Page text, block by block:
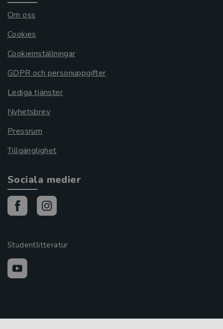
Om oss
Cookies
Cookieinställningar
GDPR och personuppgifter
Lediga tjänster
Nyhetsbrev
Pressrum
Tillgänglighet
Sociala medier
Studentlitteratur